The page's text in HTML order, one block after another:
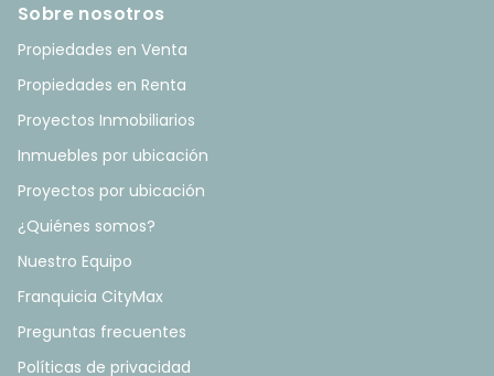
Sobre nosotros
Propiedades en Venta
Propiedades en Renta
Proyectos Inmobiliarios
Inmuebles por ubicación
Proyectos por ubicación
¿Quiénes somos?
Nuestro Equipo
Franquicia CityMax
Preguntas frecuentes
Políticas de privacidad